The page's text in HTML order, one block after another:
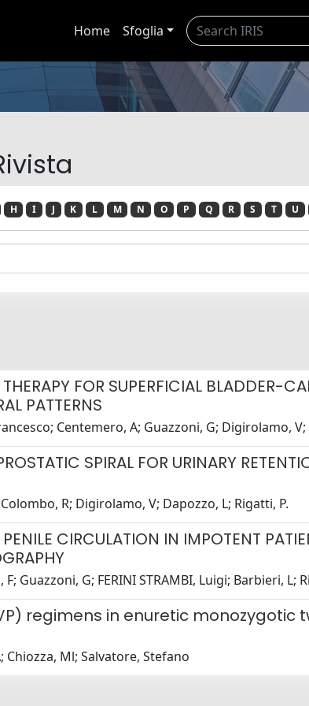
Home Sfoglia
H I J K L M N O P Q R S T U
FOR SUPERFICIAL BLADDER-
PATTERNS
Centemero, A; Guazzoni, G; Digirolamo, V;
SPIRAL FOR URINARY
R; Digirolamo, V; Dapozzo, L; Rigatti, P.
CIRCULATION IN IMPOTENT
Guazzoni, G; FERINI STRAMBI, Luigi; Barbieri, L;
regimens in enuretic monozygotic
Chiozza, Ml; Salvatore, Stefano